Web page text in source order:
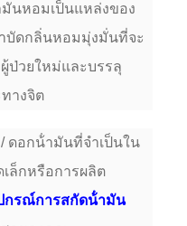
นหอมเป็นแหล่งของ
บัดกลิ่นหอมมุ่งมั่นที่จะ
ป่วยใหม่และบรรลุ
างจิต
ดอกน้ํามันที่จําเป็นใน
ล็กหรือการผลิต
กรณ์การสกัดน้ํามัน